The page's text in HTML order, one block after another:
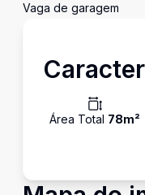
Vaga de garagem
Área Total 78m²